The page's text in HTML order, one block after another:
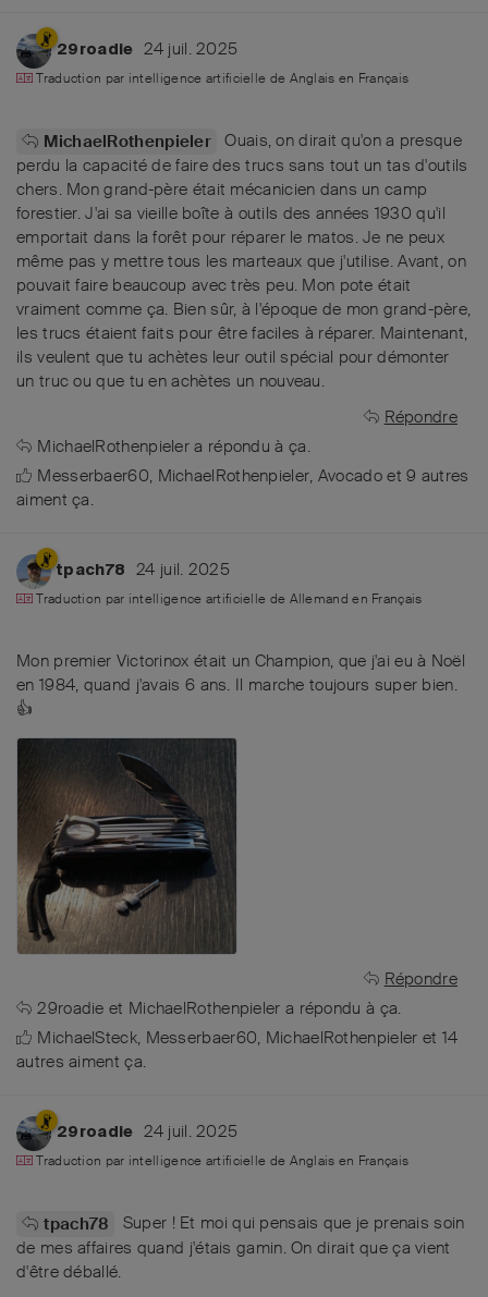
29roadie 24 juil. 2025
Traduction par intelligence artificielle de Anglais en Français
MichaelRothenpieler Ouais, on dirait qu'on a presque
perdu la capacité de faire des trucs sans tout un tas d'outils
chers. Mon grand-père était mécanicien dans un camp
forestier. J'ai sa vieille boîte à outils des années 1930 qu'il
emportait dans la forêt pour réparer le matos. Je ne peux
même pas y mettre tous les marteaux que j'utilise. Avant, on
pouvait faire beaucoup avec très peu. Mon pote était
vraiment comme ça. Bien sûr, à l'époque de mon grand-père,
les trucs étaient faits pour être faciles à réparer. Maintenant,
ils veulent que tu achètes leur outil spécial pour démonter
un truc ou que tu en achètes un nouveau.
Répondre
MichaelRothenpieler a répondu à ça.
Messerbaer60, MichaelRothenpieler, Avocadoet9 autres
aiment ça.
tpach78 24 juil. 2025
Traduction par intelligence artificielle de Allemand en Français
Mon premier Victorinox était un Champion, que j'ai eu à Noël
en 1984, quand j'avais 6 ans. Il marche toujours super bien.
👍
Répondre
29roadie et MichaelRothenpieler a répondu à ça.
MichaelSteck, Messerbaer60, MichaelRothenpieler et 14
autres aiment ça.
29roadie 24 juil. 2025
Traduction par intelligence artificielle de Anglais en Français
tpach78
Super ! Et moi qui pensais que je prenais soin
de mes affaires quand j'étais gamin. On dirait que ça vient
d'être déballé.